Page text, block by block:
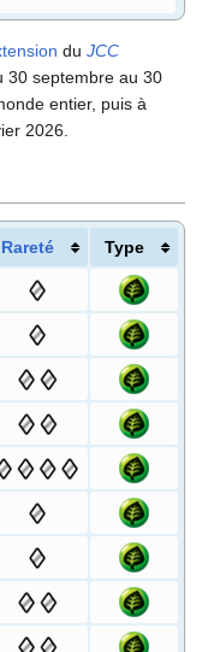
du JCC
30 septembre au 30
entier, puis à
2026.
Rareté Type